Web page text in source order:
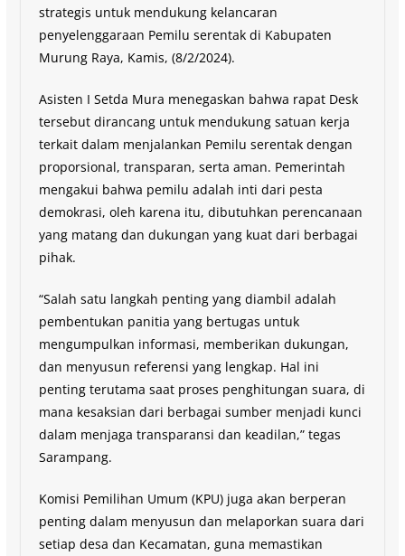
strategis untuk mendukung kelancaran
penyelenggaraan Pemilu serentak di Kabupaten
Murung Raya, Kamis, (8/2/2024).
Asisten I Setda Mura menegaskan bahwa rapat Desk
tersebut dirancang untuk mendukung satuan kerja
terkait dalam menjalankan Pemilu serentak dengan
proporsional, transparan, serta aman. Pemerintah
mengakui bahwa pemilu adalah inti dari pesta
demokrasi, oleh karena itu, dibutuhkan perencanaan
yang matang dan dukungan yang kuat dari berbagai
pihak.
“Salah satu langkah penting yang diambil adalah
pembentukan panitia yang bertugas untuk
mengumpulkan informasi, memberikan dukungan,
dan menyusun referensi yang lengkap. Hal ini
penting terutama saat proses penghitungan suara, di
mana kesaksian dari berbagai sumber menjadi kunci
dalam menjaga transparansi dan keadilan,” tegas
Sarampang.
Komisi Pemilihan Umum (KPU) juga akan berperan
penting dalam menyusun dan melaporkan suara dari
setiap desa dan Kecamatan, guna memastikan